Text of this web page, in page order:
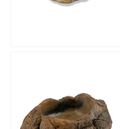
niet alleen praktisch, maar